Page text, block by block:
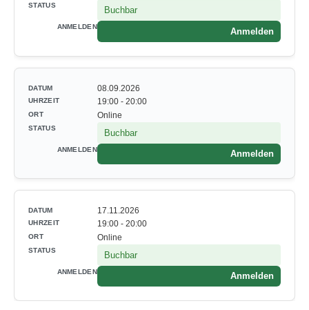
Buchbar
Anmelden
08.09.2026
19:00 - 20:00
Online
Buchbar
Anmelden
17.11.2026
19:00 - 20:00
Online
Buchbar
Anmelden